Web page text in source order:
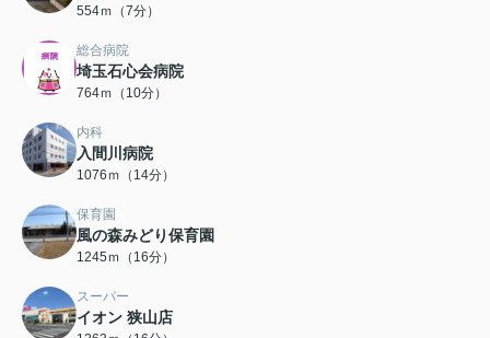
554ｍ（7分）
総合病院
埼玉石心会病院
764ｍ（10分）
内科
入間川病院
1076ｍ（14分）
保育園
風の森みどり保育園
1245ｍ（16分）
スーパー
イオン 狭山店